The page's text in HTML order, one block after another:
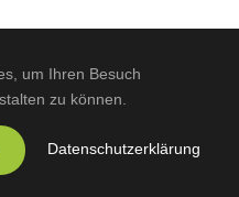
um Ihren Besuch
zu können.
Datenschutzerklärung